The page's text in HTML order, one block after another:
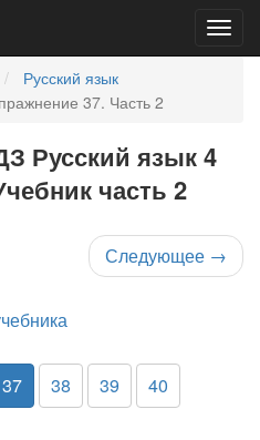
Русский язык
37. Часть 2
Русский язык 4
часть 2
Следующее →
37 38 39 40